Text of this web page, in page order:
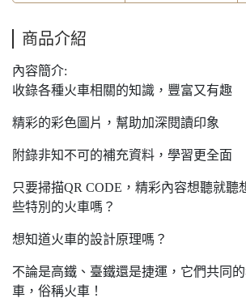
商品介紹
內容簡介:
收錄各種火車相關的知識，豐富又有趣
精彩的彩色圖片，幫助加深閱讀印象
附錄非知不可的補充資料，學習更全面
只要掃描QR CODE，精彩內容想聽就聽
些特別的火車嗎？
想知道火車的設計原理嗎？
不論是高鐵、臺鐵還是捷運，它們共同
車，俗稱火車！